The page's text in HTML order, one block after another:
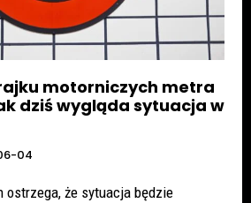
motorniczych metra
dziś wygląda sytuacja w
04
ostrzega, że sytuacja będzie